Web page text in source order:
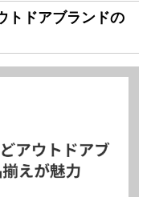
トドアブランドの